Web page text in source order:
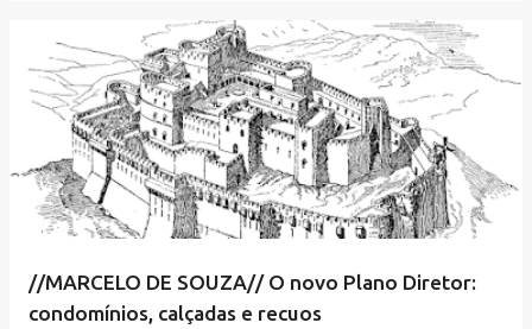
//MARCELO DE SOUZA// O novo Plano Diretor:
condomínios, calçadas e recuos